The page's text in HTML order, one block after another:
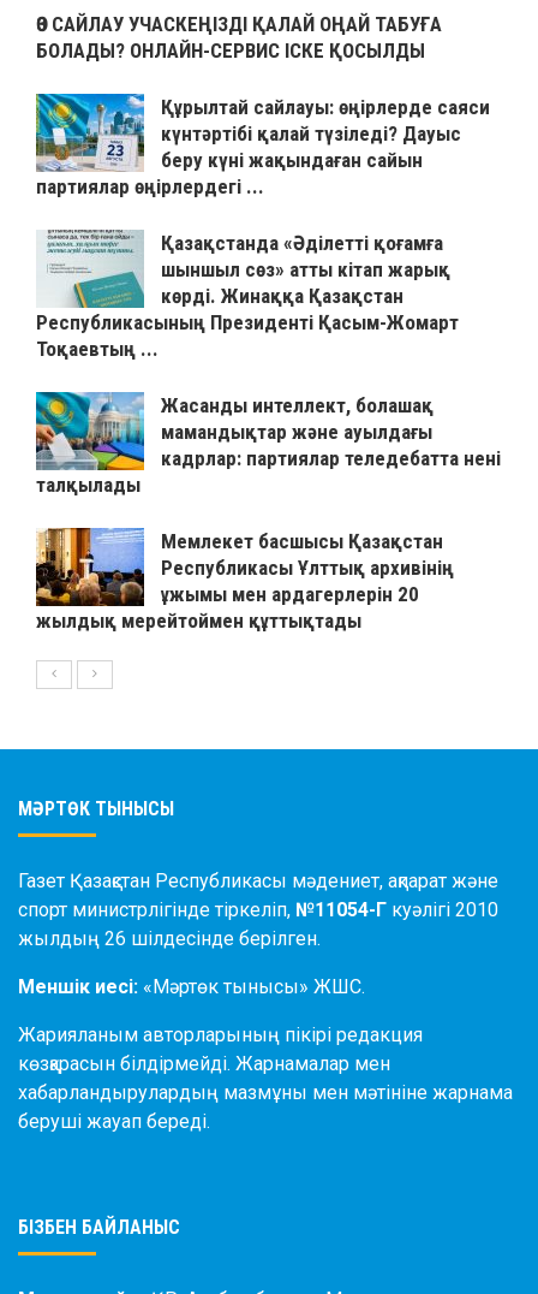
ӨЗ САЙЛАУ УЧАСКЕҢІЗДІ ҚАЛАЙ ОҢАЙ ТАБУҒА
БОЛАДЫ? ОНЛАЙН-СЕРВИС ІСКЕ ҚОСЫЛДЫ
Құрылтай сайлауы: өңірлерде саяси
күнтәртібі қалай түзіледі? Дауыс
беру күні жақындаған сайын
партиялар өңірлердегі ...
Қазақстанда «Әділетті қоғамға
шыншыл сөз» атты кітап жарық
көрді. Жинаққа Қазақстан
Республикасының Президенті Қасым-Жомарт
Тоқаевтың ...
Жасанды интеллект, болашақ
мамандықтар және ауылдағы
кадрлар: партиялар теледебатта нені
талқылады
Мемлекет басшысы Қазақстан
Республикасы Ұлттық архивінің
ұжымы мен ардагерлерін 20
жылдық мерейтоймен құттықтады
МӘРТӨК ТЫНЫСЫ
Газет Қазақстан Республикасы мәдениет, ақпарат және
спорт министрлігінде тіркеліп, №11054-Г куәлігі 2010
жылдың 26 шілдесінде берілген.
Меншік иесі: «Мәртөк тынысы» ЖШС.
Жарияланым авторларының пікірі редакция
көзқарасын білдірмейді. Жарнамалар мен
хабарландырулардың мазмұны мен мәтініне жарнама
беруші жауап береді.
БІЗБЕН БАЙЛАНЫС